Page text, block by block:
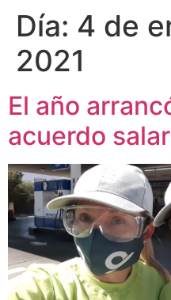
Día: 4 de
2021
El año
acuerdo